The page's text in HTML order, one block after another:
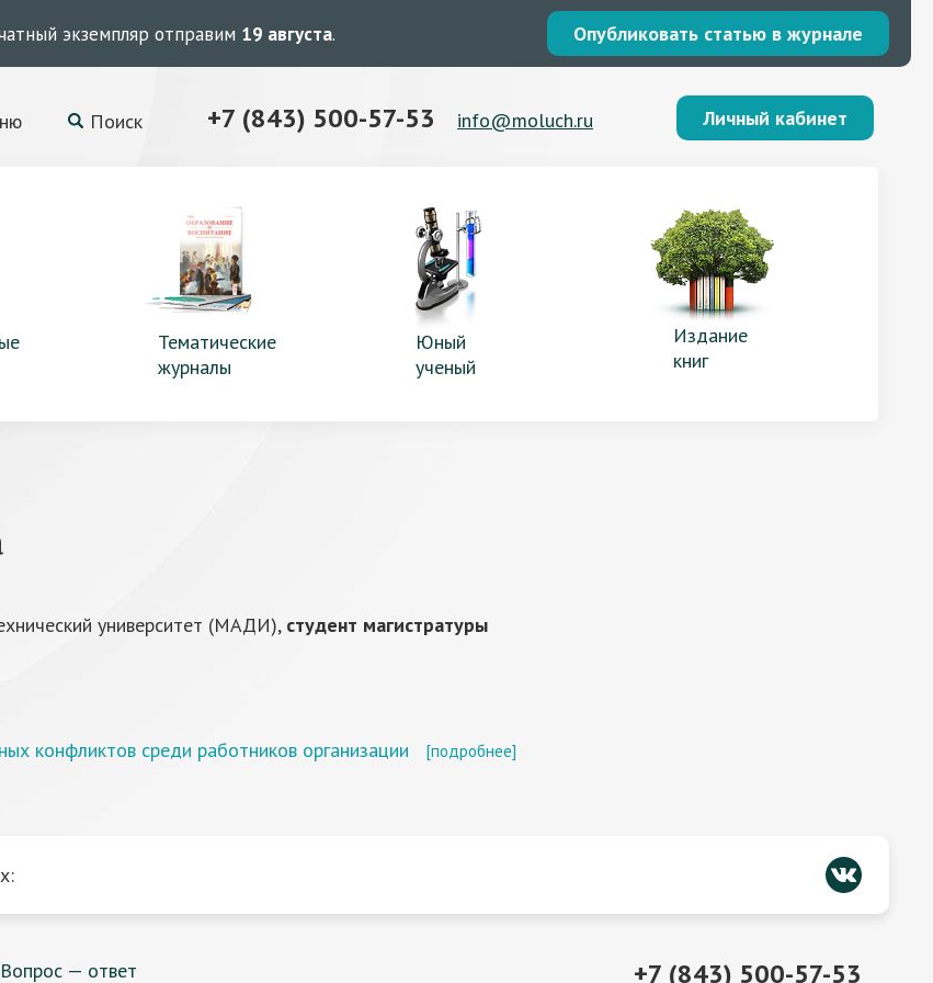
экземпляр отправим 19 августа. Опубликовать статью в журнале
Поиск +7 (843) 500-57-53 info@moluch.ru Личный кабинет
Тематические
журналы
Юный
ученый
Издание
книг
университет (МАДИ), студент магистратуры
конфликтов среди работников организации [подробнее]
Вопрос — ответ +7 (843) 500-57-53